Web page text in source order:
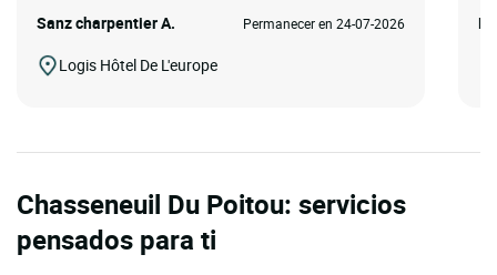
Sanz charpentier A. Permanecer en 24-07-2026
Logis Hôtel De L'europe
Chasseneuil Du Poitou: servicios
pensados para ti